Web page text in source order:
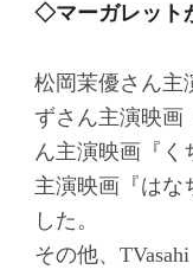
◇マーガレット
松岡茉優さん主
ずさん主演映画
ん主演映画『く
主演映画『はな
した。
その他、